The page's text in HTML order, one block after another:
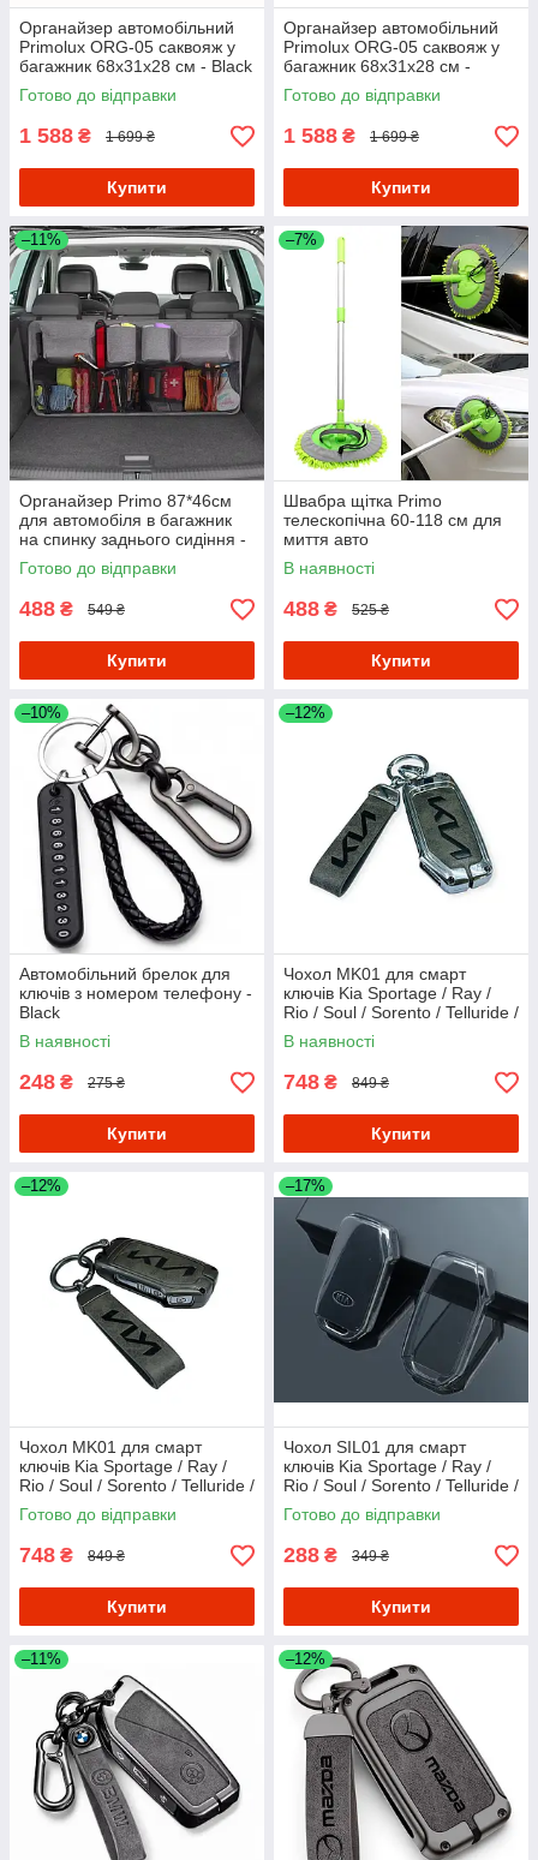
Органайзер автомобільний
Primolux ORG-05 саквояж у
багажник 68x31x28 см - Black
Готово до відправки
1 588 ₴ 1 699 ₴
Купити
Органайзер автомобільний
Primolux ORG-05 саквояж у
багажник 68x31x28 см -
Black/Red
Готово до відправки
1 588 ₴ 1 699 ₴
Купити
–11%
Органайзер Primo 87*46см
для автомобіля в багажник
на спинку заднього сидіння -
Grey
Готово до відправки
488 ₴ 549 ₴
Купити
–7%
Швабра щітка Primo
телескопічна 60-118 см для
миття авто
В наявності
488 ₴ 525 ₴
Купити
–10%
Автомобільний брелок для
ключів з номером телефону -
Black
В наявності
248 ₴ 275 ₴
Купити
–12%
Чохол MK01 для смарт
ключів Kia Sportage / Ray /
Rio / Soul / Sorento / Telluride /
Cerato - Silver/Grey
В наявності
748 ₴ 849 ₴
Купити
–12%
Чохол MK01 для смарт
ключів Kia Sportage / Ray /
Rio / Soul / Sorento / Telluride /
Cerato - Grey
Готово до відправки
748 ₴ 849 ₴
Купити
–17%
Чохол SIL01 для смарт
ключів Kia Sportage / Ray /
Rio / Soul / Sorento / Telluride /
Cerato - Clear
Готово до відправки
288 ₴ 349 ₴
Купити
–11% –12%